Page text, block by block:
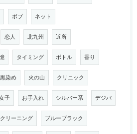
ボブ ネット
恋人 北九州 近所
タイミング ボトル 香り
黒染め 火の山 クリニック
子 お手入れ シルバー系 デジパ
クリーニング ブルーブラック